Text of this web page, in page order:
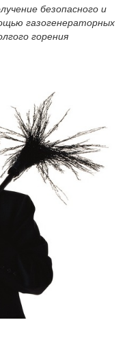
безопасного и
газогенераторных
горения